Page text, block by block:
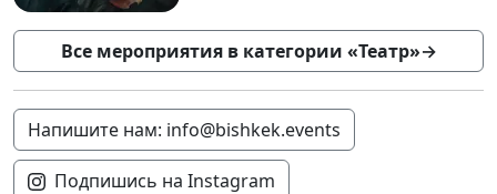
Все мероприятия в категории «Театр»→
Напишите нам: info@bishkek.events
Подпишись на Instagram